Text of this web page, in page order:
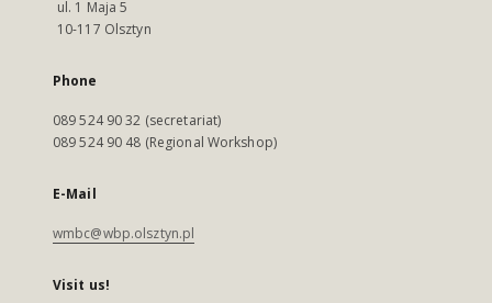
ul. 1 Maja 5
10-117 Olsztyn
Phone
089 524 90 32 (secretariat)
089 524 90 48 (Regional Workshop)
E-Mail
wmbc@wbp.olsztyn.pl
Visit us!